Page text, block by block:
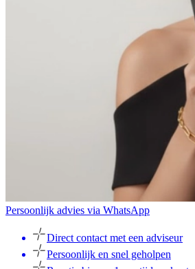
Persoonlijk advies via WhatsApp
Direct contact met een adviseur
Persoonlijk en snel geholpen